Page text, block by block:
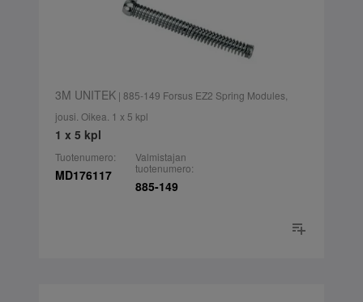
3M UNITEK| 885-149 Forsus EZ2 Spring Modules,
jousi. Oikea. 1 x 5 kpl
1 x 5 kpl
Tuotenumero:
MD176117
Valmistajan
tuotenumero:
885-149